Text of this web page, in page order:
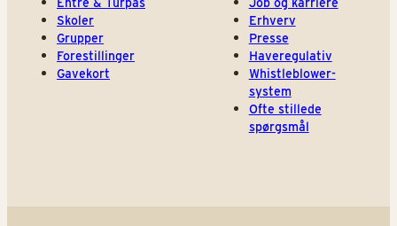
Entré & Turpas
Skoler
Grupper
Forestillinger
Gavekort
Job og karriere
Erhverv
Presse
Haveregulativ
Whistleblower-
system
Ofte stillede
spørgsmål